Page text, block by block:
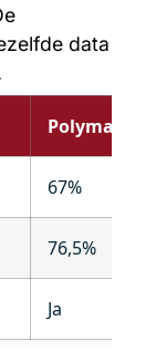
data
Polymarket
67%
76,5%
Ja